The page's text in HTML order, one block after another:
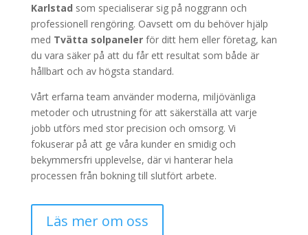
Karlstad som specialiserar sig på noggrann och
professionell rengöring. Oavsett om du behöver hjälp
med Tvätta solpanelerför ditt hem eller företag, kan
du vara säker på att du får ett resultat som både är
hållbart och av högsta standard.
Vårt erfarna team använder moderna, miljövänliga
metoder och utrustning för att säkerställa att varje
jobb utförs med stor precision och omsorg. Vi
fokuserar på att ge våra kunder en smidig och
bekymmersfri upplevelse, där vi hanterar hela
processen från bokning till slutfört arbete.
Läs mer om oss